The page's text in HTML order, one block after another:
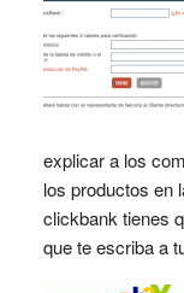
explicar a los
los productos en
clickbank tienes
que te escriba a